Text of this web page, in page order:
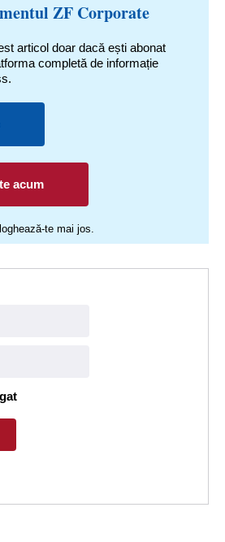
ZF Corporate
articol doar dacă ești abonat
completă de informație
acum
te mai jos.